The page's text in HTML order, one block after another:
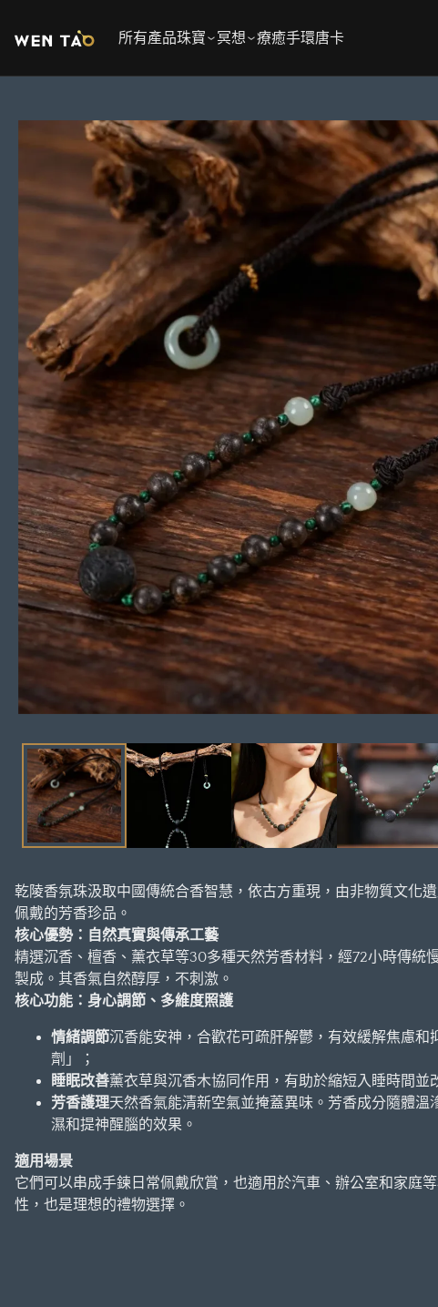
容
所有產品珠寶 冥想 療癒手環唐卡
品
模
態
視
窗
中
媒
體
1
乾陵香氛珠汲取中國傳統合香智慧，依古方重現，由非物質文化
佩戴的芳香珍品。
核心優勢：自然真實與傳承工藝
精選沉香、檀香、薰衣草等30多種天然芳香材料，經72小時傳統
製成。其香氣自然醇厚，不刺激。
核心功能：身心調節、多維度照護
情緒調節沉香能安神，合歡花可疏肝解鬱，有效緩解焦慮和
劑」；
睡眠改善薰衣草與沉香木協同作用，有助於縮短入睡時間並
芳香護理天然香氣能清新空氣並掩蓋異味。芳香成分隨體溫
濕和提神醒腦的效果。
適用場景
它們可以串成手鍊日常佩戴欣賞，也適用於汽車、辦公室和家庭
性，也是理想的禮物選擇。